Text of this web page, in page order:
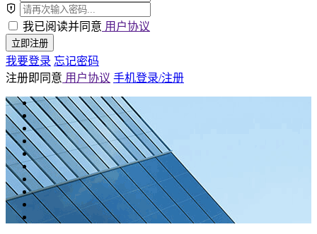
我已阅读并同意 用户协议
立即注册
我要登录 忘记密码
注册即同意 用户协议 手机登录/注册